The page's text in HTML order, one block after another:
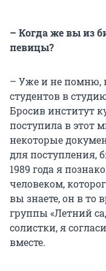
– Когда же вы из
певицы?
– Уже и не помню,
студентов в
Бросив институт
поступила в этот
некоторые
для поступления,
1989 года я
человеком,
вы знаете, он в то
группы «Летний
солистки, я
вместе.